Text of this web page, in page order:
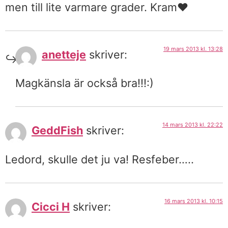
men till lite varmare grader. Kram♥
anetteje skriver: 19 mars 2013 kl. 13:28
Magkänsla är också bra!!!:)
GeddFish skriver: 14 mars 2013 kl. 22:22
Ledord, skulle det ju va! Resfeber…..
Cicci H skriver: 16 mars 2013 kl. 10:15